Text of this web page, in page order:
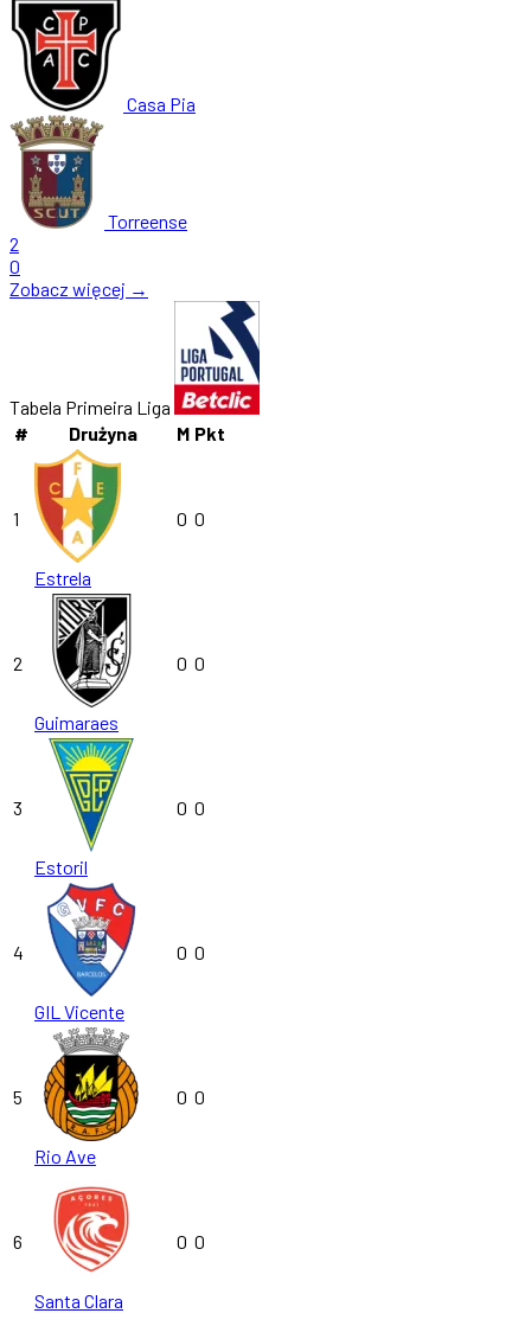
Casa Pia
Torreense
2
0
Zobacz więcej →
Tabela Primeira Liga
#
Drużyna M Pkt
1
Estrela
0 0
2
Guimaraes
0 0
3
Estoril
0 0
4
GIL Vicente
0 0
5
Rio Ave
0 0
6
Santa Clara
0 0